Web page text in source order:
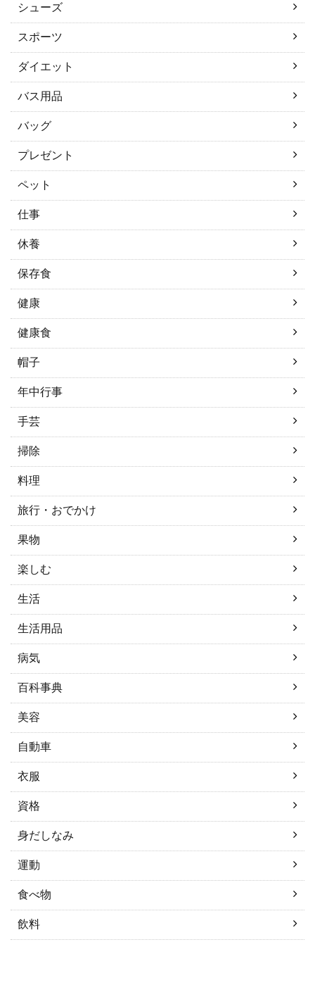
シューズ
スポーツ
ダイエット
バス用品
バッグ
プレゼント
ペット
仕事
休養
保存食
健康
健康食
帽子
年中行事
手芸
掃除
料理
旅行・おでかけ
果物
楽しむ
生活
生活用品
病気
百科事典
美容
自動車
衣服
資格
身だしなみ
運動
食べ物
飲料